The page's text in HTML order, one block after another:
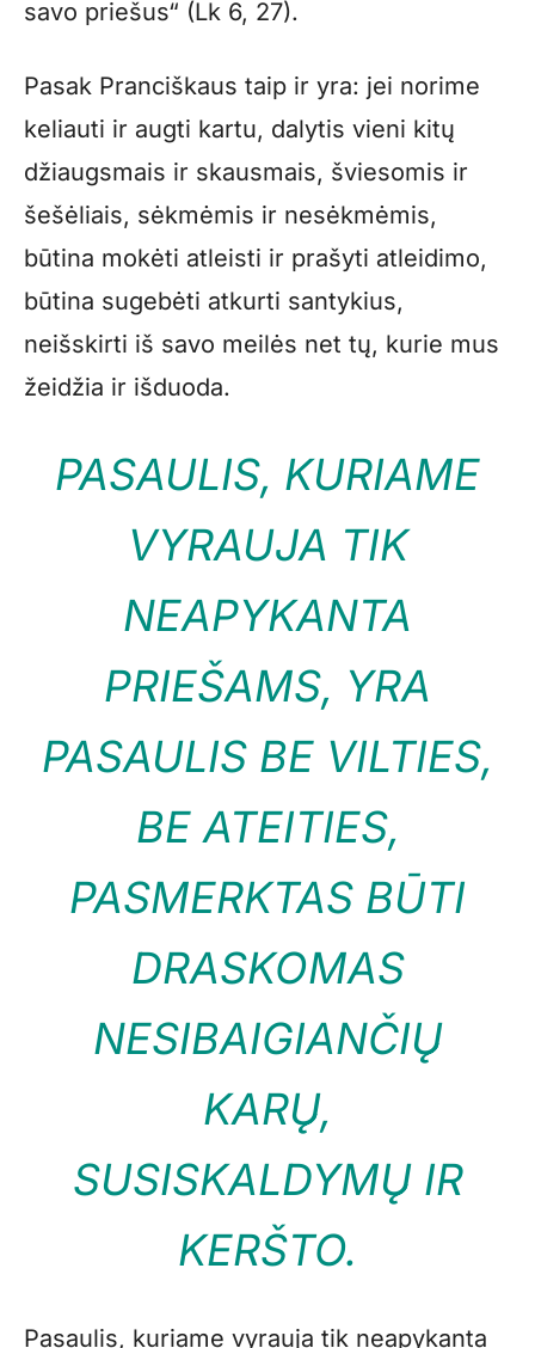
savo priešus“ (Lk 6, 27).
Pasak Pranciškaus taip ir yra: jei norime
keliauti ir augti kartu, dalytis vieni kitų
džiaugsmais ir skausmais, šviesomis ir
šešėliais, sėkmėmis ir nesėkmėmis,
būtina mokėti atleisti ir prašyti atleidimo,
būtina sugebėti atkurti santykius,
neišskirti iš savo meilės net tų, kurie mus
žeidžia ir išduoda.
PASAULIS, KURIAME
VYRAUJA TIK
NEAPYKANTA
PRIEŠAMS, YRA
PASAULIS BE VILTIES,
BE ATEITIES,
PASMERKTAS BŪTI
DRASKOMAS
NESIBAIGIANČIŲ
KARŲ,
SUSISKALDYMŲ IR
KERŠTO.
Pasaulis, kuriame vyrauja tik neapykanta